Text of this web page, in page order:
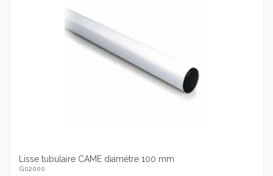
Lisse tubulaire CAME diamétre 100 mm
G02000